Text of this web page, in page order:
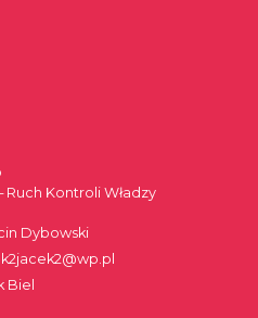
Kontroli Władzy
Dybowski
Biel